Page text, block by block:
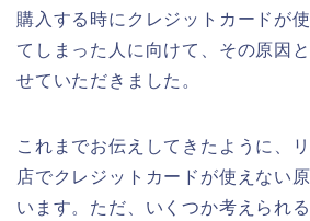
購入する時にクレジットカードが
てしまった人に向けて、その原因
せていただきました。
これまでお伝えしてきたように、
店でクレジットカードが使えない
います。ただ、いくつか考えられ